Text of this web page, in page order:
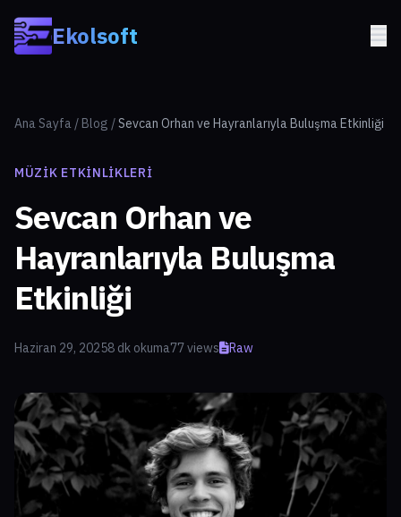
Ekolsoft
Ana Sayfa / Blog /Sevcan Orhan ve Hayranlarıyla Buluşma Etkinliği
MÜZIK ETKINLIKLERI
Sevcan Orhan ve
Hayranlarıyla Buluşma
Etkinliği
Haziran 29, 20258 dk okuma77 views Raw